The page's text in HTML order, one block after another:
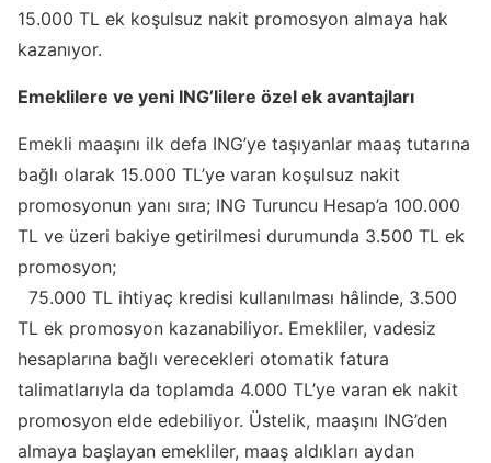
15.000 TL ek koşulsuz nakit promosyon almaya hak
kazanıyor.
Emeklilere ve yeni ING’lilere özel ek avantajları
Emekli maaşını ilk defa ING’ye taşıyanlar maaş tutarına
bağlı olarak 15.000 TL’ye varan koşulsuz nakit
promosyonun yanı sıra; ING Turuncu Hesap’a 100.000
TL ve üzeri bakiye getirilmesi durumunda 3.500 TL ek
promosyon;
75.000 TL ihtiyaç kredisi kullanılması hâlinde, 3.500
TL ek promosyon kazanabiliyor. Emekliler, vadesiz
hesaplarına bağlı verecekleri otomatik fatura
talimatlarıyla da toplamda 4.000 TL’ye varan ek nakit
promosyon elde edebiliyor. Üstelik, maaşını ING’den
almaya başlayan emekliler, maaş aldıkları aydan